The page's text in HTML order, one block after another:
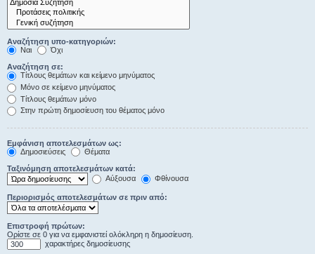
Αναζήτηση υπο-κατηγοριών:
Ναι
Όχι
Αναζήτηση σε:
Τίτλους θεμάτων και κείμενο μηνύματος
Μόνο σε κείμενο μηνύματος
Τίτλους θεμάτων μόνο
Στην πρώτη δημοσίευση του θέματος μόνο
Εμφάνιση αποτελεσμάτων ως:
Δημοσιεύσεις
Θέματα
Ταξινόμηση αποτελεσμάτων κατά:
Αύξουσα
Φθίνουσα
Περιορισμός αποτελεσμάτων σε πριν από:
Επιστροφή πρώτων:
Ορίστε σε 0 για να εμφανιστεί ολόκληρη η δημοσίευση.
χαρακτήρες δημοσίευσης